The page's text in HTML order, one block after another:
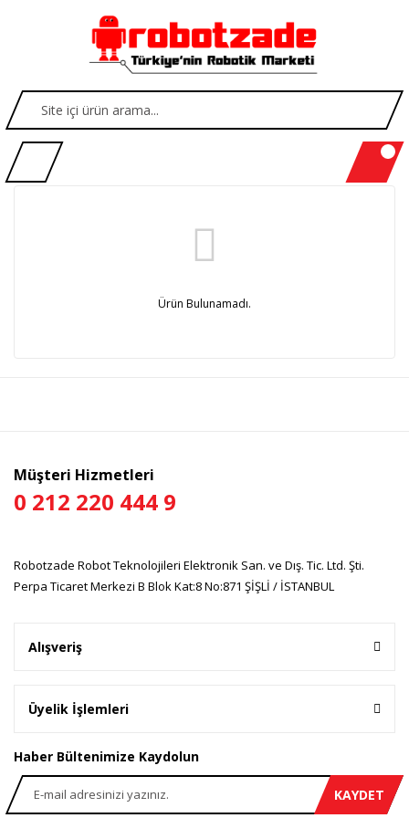
Ürün Bulunamadı.
Müşteri Hizmetleri
0 212 220 444 9
Robotzade Robot Teknolojileri Elektronik San. ve Dış. Tic. Ltd. Şti.
Perpa Ticaret Merkezi B Blok Kat:8 No:871 ŞİŞLİ / İSTANBUL
Alışveriş
Üyelik İşlemleri
Haber Bültenimize Kaydolun
KAYDET